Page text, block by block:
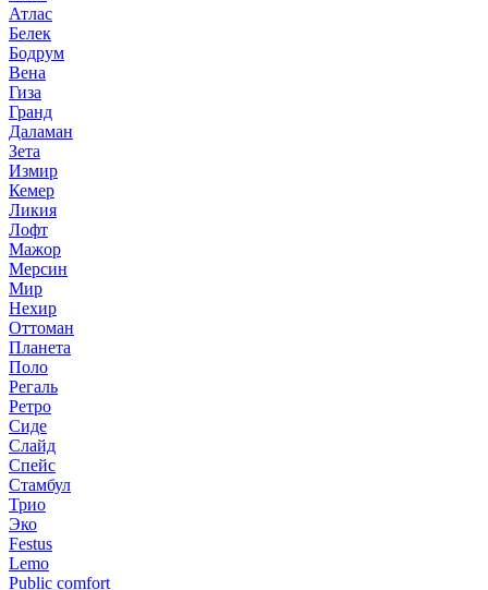
Атлас
Белек
Бодрум
Вена
Гиза
Гранд
Даламан
Зета
Измир
Кемер
Ликия
Лофт
Мажор
Мерсин
Мир
Нехир
Оттоман
Планета
Поло
Регаль
Ретро
Сиде
Слайд
Спейс
Стамбул
Трио
Эко
Festus
Lemo
Public comfort